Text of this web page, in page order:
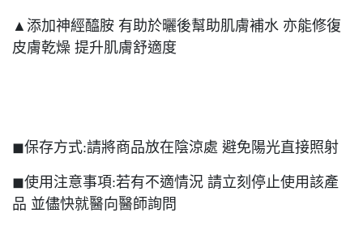
▲添加神經醯胺 有助於曬後幫助肌膚補水 亦能修復
皮膚乾燥 提升肌膚舒適度
◼︎保存方式:請將商品放在陰涼處 避免陽光直接照射
◼︎使用注意事項:若有不適情況 請立刻停止使用該產
品 並儘快就醫向醫師詢問